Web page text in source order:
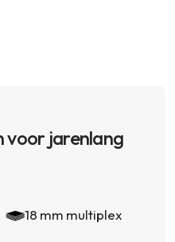
voor jarenlang
18 mm multiplex